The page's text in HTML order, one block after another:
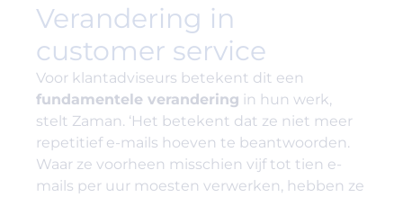
Verandering in
customer service
Voor klantadviseurs betekent dit een
fundamentele verandering in hun werk,
stelt Zaman. ‘Het betekent dat ze niet meer
repetitief e-mails hoeven te beantwoorden.
Waar ze voorheen misschien vijf tot tien e-
mails per uur moesten verwerken, hebben ze